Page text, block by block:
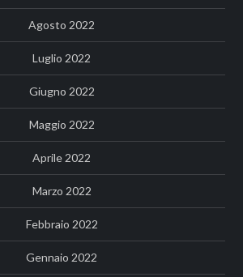
Agosto 2022
Luglio 2022
Giugno 2022
Maggio 2022
Aprile 2022
Marzo 2022
Febbraio 2022
Gennaio 2022